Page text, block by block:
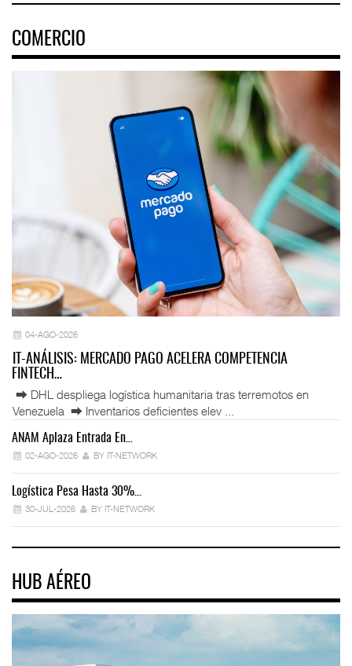
COMERCIO
04-AGO-2026
IT-ANÁLISIS: MERCADO PAGO ACELERA COMPETENCIA
FINTECH…
⮕ DHL despliega logística humanitaria tras terremotos en
Venezuela ⮕ Inventarios deficientes elev ...
ANAM Aplaza Entrada En…
02-AGO-2026 BY IT-NETWORK
Logística Pesa Hasta 30%…
30-JUL-2026 BY IT-NETWORK
HUB AÉREO